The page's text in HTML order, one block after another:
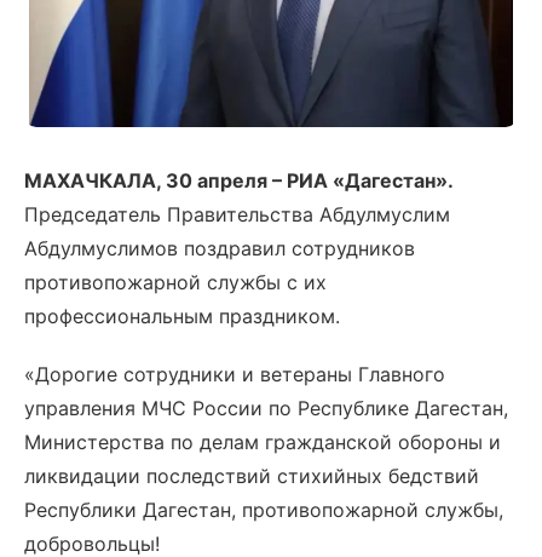
МАХАЧКАЛА, 30 апреля – РИА «Дагестан».
Председатель Правительства Абдулмуслим
Абдулмуслимов поздравил сотрудников
противопожарной службы с их
профессиональным праздником.
«Дорогие сотрудники и ветераны Главного
управления МЧС России по Республике Дагестан,
Министерства по делам гражданской обороны и
ликвидации последствий стихийных бедствий
Республики Дагестан, противопожарной службы,
добровольцы!